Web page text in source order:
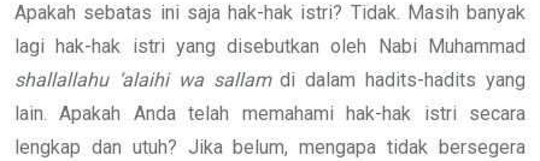
Apakah sebatas ini saja hak-hak istri? Tidak. Masih banyak
lagi hak-hak istri yang disebutkan oleh Nabi Muhammad
shallallahu ‘alaihi wa sallamdi dalam hadits-hadits yang
lain. Apakah Anda telah memahami hak-hak istri secara
lengkap dan utuh? Jika belum, mengapa tidak bersegera